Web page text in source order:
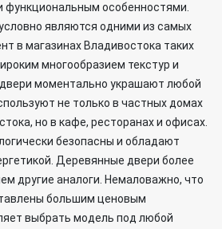
функциональным особенностями.
являются одними из самых
в магазинах Владивостока таких
многообразием текстур и
моментально украшают любой
не только в частных домах
но в кафе, ресторанах и офисах.
безопасны и обладают
Деревянные двери более
другие аналоги. Немаловажно, что
большим ценовым
выбрать модель под любой